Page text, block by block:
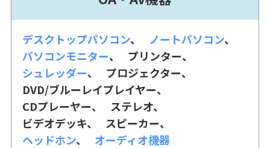
デスクトップパソコン
ノートパソコン
パソコンモニター
プリンター
シュレッダー
プロジェクター
DVD/ブルーレイプレイヤー
CDプレーヤー
ステレオ
ビデオデッキ
スピーカー
ヘッドホン
オーディオ機器